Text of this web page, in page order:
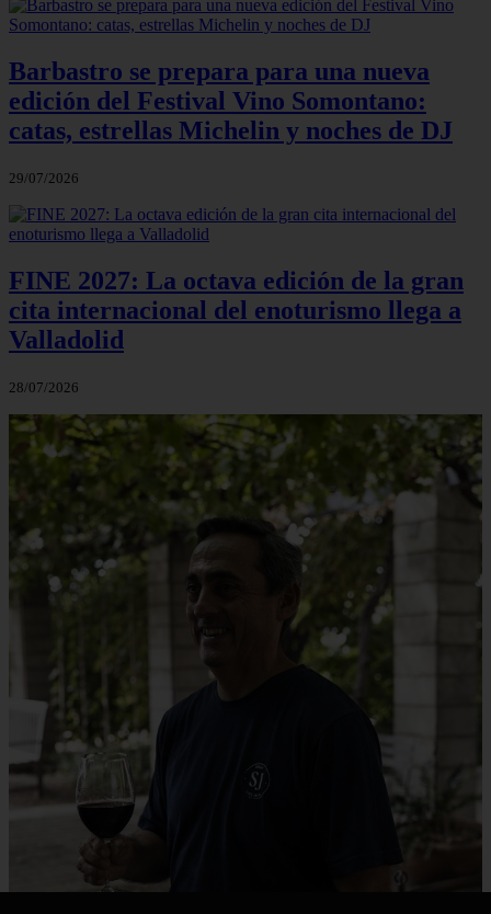
Barbastro se prepara para una nueva
edición del Festival Vino Somontano:
catas, estrellas Michelin y noches de DJ
29/07/2026
FINE 2027: La octava edición de la gran
cita internacional del enoturismo llega a
Valladolid
28/07/2026